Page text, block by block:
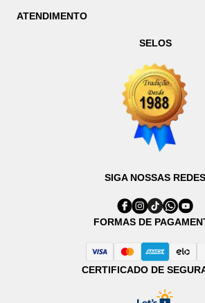
ATENDIMENTO
SELOS
SIGA NOSSAS REDES
FORMAS DE
CERTIFICADO DE